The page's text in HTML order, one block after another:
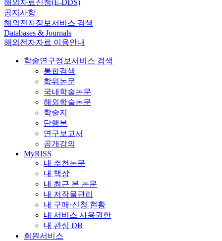
해외자료신청(E-DDS)
공지사항
해외전자정보서비스 검색
Databases & Journals
해외전자자료 이용안내
학술연구정보서비스 검색
통합검색
학위논문
국내학술논문
해외학술논문
학술지
단행본
연구보고서
공개강의
MyRISS
내 추천논문
내 책장
내 최근 본 논문
내 저작물관리
내 구매·신청 현황
내 서비스 사용권한
내 관심 DB
회원서비스